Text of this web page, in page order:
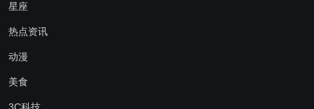
星座
热点资讯
动漫
美食